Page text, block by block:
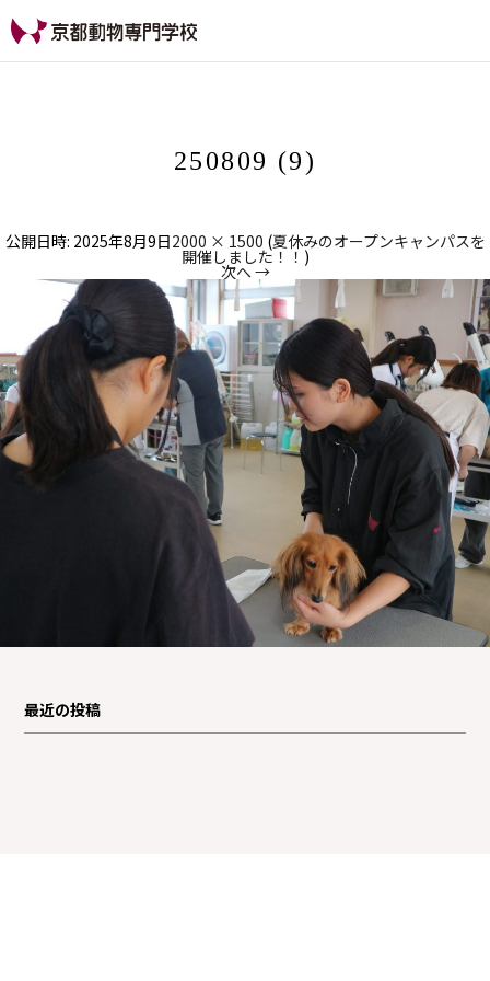
門学校
250809 (9)
公開日時: 2025年8月9日2000 × 1500 (夏休みのオープンキャンパスを
開催しました！！ )
次へ →
最近の投稿